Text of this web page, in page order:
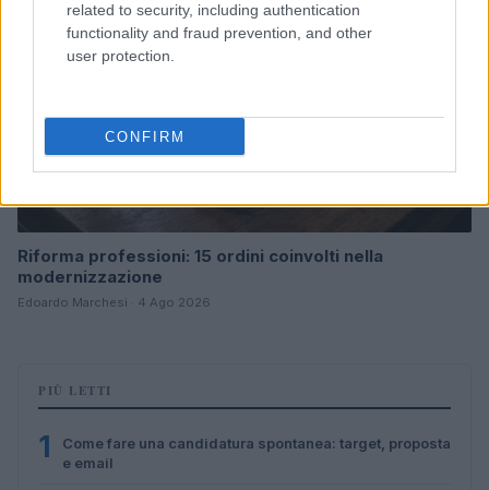
related to security, including authentication
functionality and fraud prevention, and other
user protection.
CONFIRM
Riforma professioni: 15 ordini coinvolti nella
modernizzazione
Edoardo Marchesi · 4 Ago 2026
PIÙ LETTI
1
Come fare una candidatura spontanea: target, proposta
e email